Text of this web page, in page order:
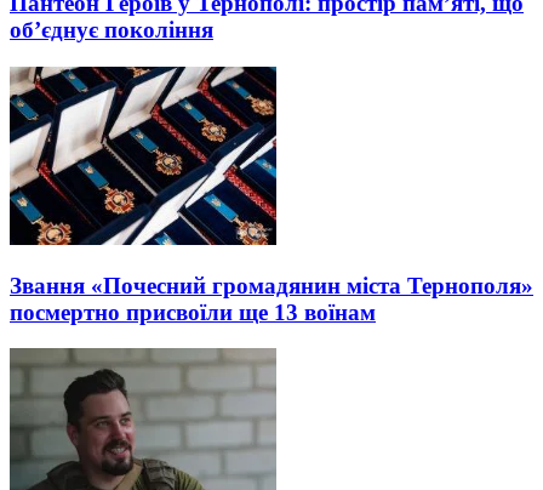
об’єднує покоління
Звання «Почесний громадянин міста Тернополя»
посмертно присвоїли ще 13 воїнам